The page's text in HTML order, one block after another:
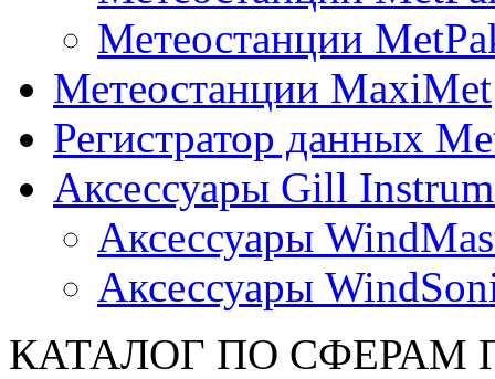
Метеостанции
Метеостанции MaxiMet
Регистратор данных
Аксессуары Gill
Аксессуары
Аксессуары
КАТАЛОГ ПО СФЕРАМ